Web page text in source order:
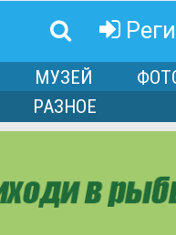
МУЗЕЙ
РАЗНОЕ